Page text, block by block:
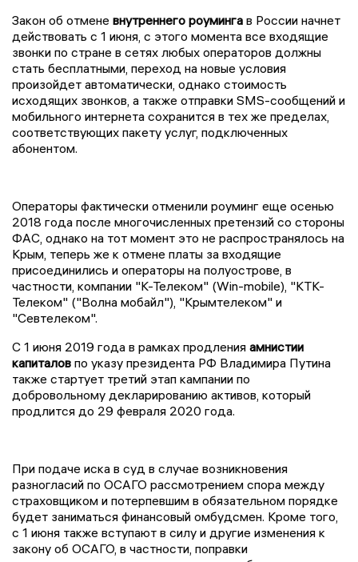
Закон об отмене внутреннего роуминга в России начнет
действовать с 1 июня, с этого момента все входящие
звонки по стране в сетях любых операторов должны
стать бесплатными, переход на новые условия
произойдет автоматически, однако стоимость
исходящих звонков, а также отправки SMS-сообщений и
мобильного интернета сохранится в тех же пределах,
соответствующих пакету услуг, подключенных
абонентом.
Операторы фактически отменили роуминг еще осенью
2018 года после многочисленных претензий со стороны
ФАС, однако на тот момент это не распространялось на
Крым, теперь же к отмене платы за входящие
присоединились и операторы на полуострове, в
частности, компании "К-Телеком" (Win-mobile), "КТК-
Телеком" ("Волна мобайл"), "Крымтелеком" и
"Севтелеком".
С 1 июня 2019 года в рамках продления амнистии
капиталов по указу президента РФ Владимира Путина
также стартует третий этап кампании по
добровольному декларированию активов, который
продлится до 29 февраля 2020 года.
При подаче иска в суд в случае возникновения
разногласий по ОСАГО рассмотрением спора между
страховщиком и потерпевшим в обязательном порядке
будет заниматься финансовый омбудсмен. Кроме того,
с 1 июня также вступают в силу и другие изменения к
закону об ОСАГО, в частности, поправки